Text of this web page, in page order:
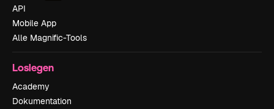
API
Mobile App
Alle Magnific-Tools
Loslegen
Academy
Dokumentation